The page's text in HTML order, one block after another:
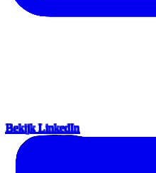
Bekijk LinkedIn